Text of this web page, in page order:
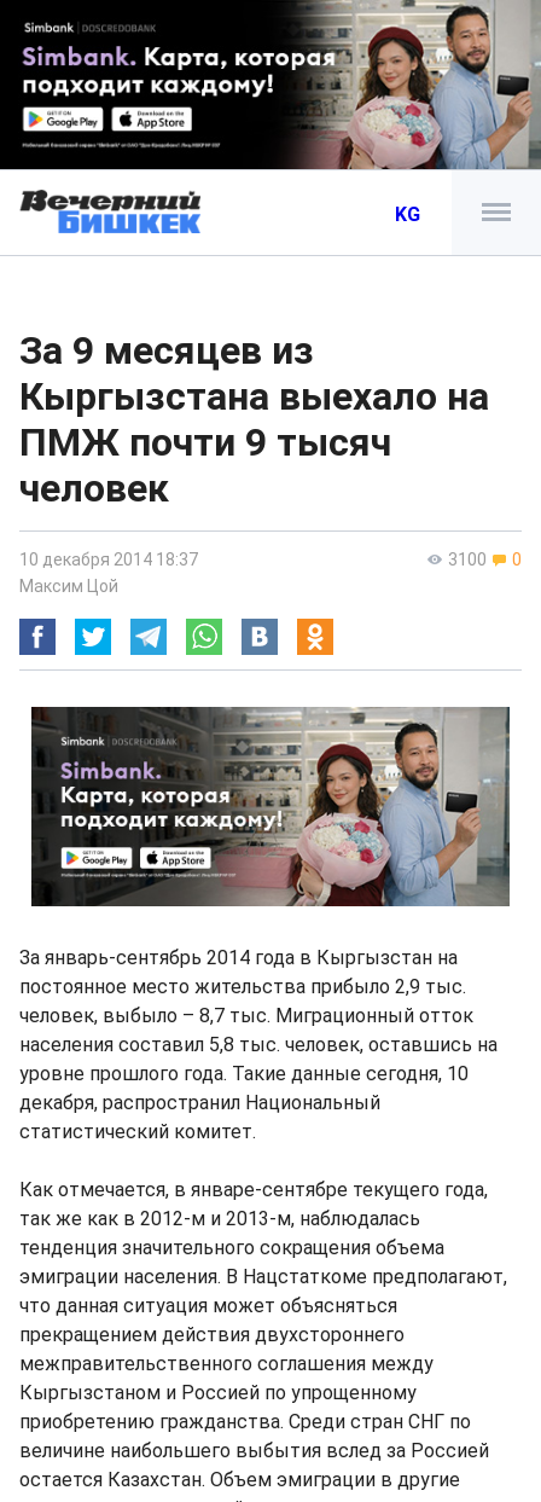
KG
За 9 месяцев из
Кыргызстана выехало на
ПМЖ почти 9 тысяч
человек
3100 0
10 декабря 2014 18:37
Максим Цой
За январь-сентябрь 2014 года в Кыргызстан на
постоянное место жительства прибыло 2,9 тыс.
человек, выбыло – 8,7 тыс. Миграционный отток
населения составил 5,8 тыс. человек, оставшись на
уровне прошлого года. Такие данные сегодня, 10
декабря, распространил Национальный
статистический комитет.
Как отмечается, в январе-сентябре текущего года,
так же как в 2012-м и 2013-м, наблюдалась
тенденция значительного сокращения объема
эмиграции населения. В Нацстаткоме предполагают,
что данная ситуация может объясняться
прекращением действия двухстороннего
межправительственного соглашения между
Кыргызстаном и Россией по упрощенному
приобретению гражданства. Среди стран СНГ по
величине наибольшего выбытия вслед за Россией
остается Казахстан. Объем эмиграции в другие